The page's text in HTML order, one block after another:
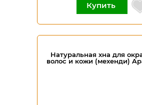
Купить
Натуральная хна для
волос и кожи (мехенди)